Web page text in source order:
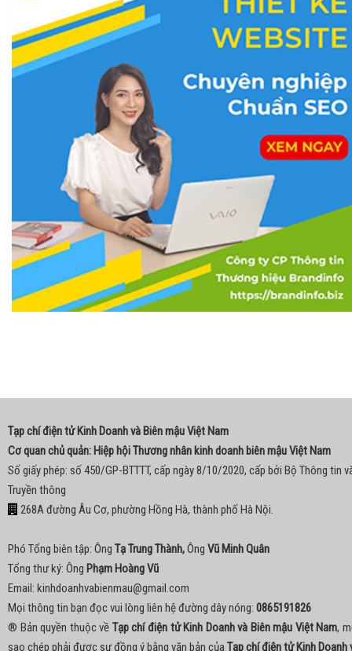
Tạp chí điện tử Kinh Doanh và Biên mậu Việt Nam
Cơ quan chủ quản: Hiệp hội Thương nhân kinh doanh biên mậu Việt Nam
Số giấy phép: số 450/GP-BTTTT, cấp ngày 8/10/2020, cấp bởi Bộ Thông tin
Truyền thông
268A đường Âu Cơ, phường Hồng Hà, thành phố Hà Nội.
Phó Tổng biên tập: Ông Tạ Trung Thành,Ông Vũ Minh Quân
Tổng thư ký: Ông Phạm Hoàng Vũ
Email: kinhdoanhvabienmau@gmail.com
Mọi thông tin bạn đọc vui lòng liên hệ đường dây nóng: 0865191826
® Bản quyền thuộc về Tạp chí điện tử Kinh Doanh và Biên mậu Việt Nam,
sao chép phải được sự đồng ý bằng văn bản củaTạp chí điện tử Kinh Doanh